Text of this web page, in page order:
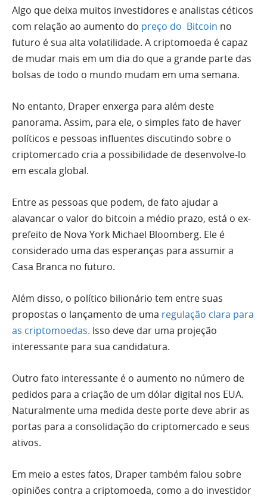
Algo que deixa muitos investidores e analistas céticos
com relação ao aumento do preço do Bitcoin no
futuro é sua alta volatilidade. A criptomoeda é capaz
de mudar mais em um dia do que a grande parte das
bolsas de todo o mundo mudam em uma semana.
No entanto, Draper enxerga para além deste
panorama. Assim, para ele, o simples fato de haver
políticos e pessoas influentes discutindo sobre o
criptomercado cria a possibilidade de desenvolve-lo
em escala global.
Entre as pessoas que podem, de fato ajudar a
alavancar o valor do bitcoin a médio prazo, está o ex-
prefeito de Nova York Michael Bloomberg. Ele é
considerado uma das esperanças para assumir a
Casa Branca no futuro.
Além disso, o político bilionário tem entre suas
propostas o lançamento de uma regulação clara para
as criptomoedas. Isso deve dar uma projeção
interessante para sua candidatura.
Outro fato interessante é o aumento no número de
pedidos para a criação de um dólar digital nos EUA.
Naturalmente uma medida deste porte deve abrir as
portas para a consolidação do criptomercado e seus
ativos.
Em meio a estes fatos, Draper também falou sobre
opiniões contra a criptomoeda, como a do investidor